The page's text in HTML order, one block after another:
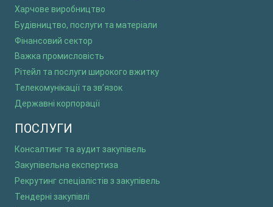
Харчове виробництво
Будівництво, послуги та матеріали
Фінансовий сектор
Важка промисловість
Рітейл та послуги широкого вжитку
Телекомунікації та зв’язок
Державні корпорації
ПОСЛУГИ
Консалтинг та аудит закупівель
Закупівельна експертиза
Рекрутинг спеціалістів з закупівель
Тендерні закупівлі